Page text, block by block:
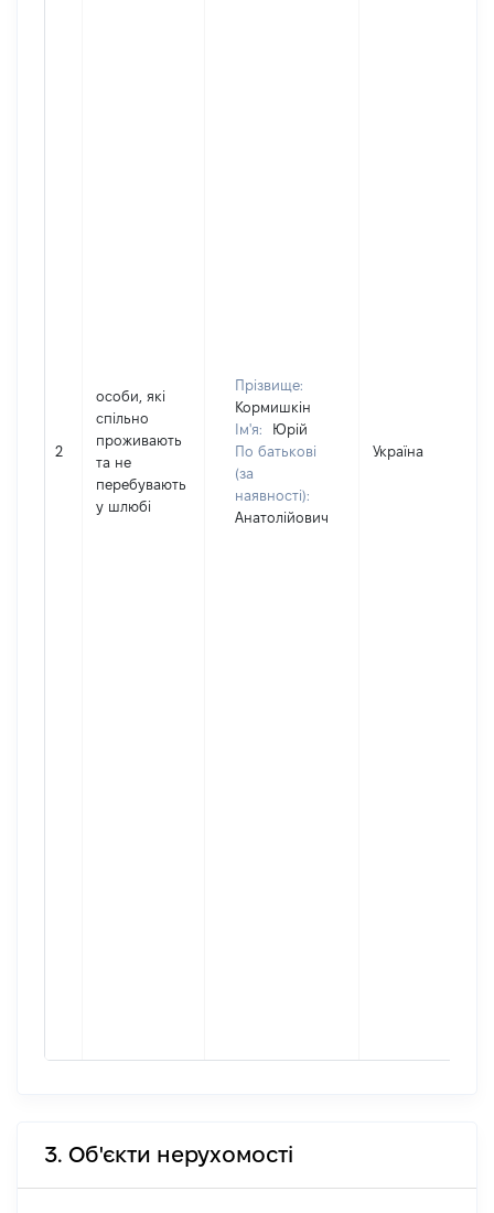
2
особи, які
спільно
проживають
та не
перебувають
у шлюбі
Прізвище:
Кормишкін
Ім'я:
Юрій
По батькові
(за
наявності):
Анатолійович
Україна
3. Об'єкти нерухомості